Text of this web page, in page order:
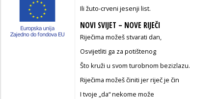
Ili žuto-crveni jesenji list.
NOVI SVIJET – NOVE RIJEČI
Riječima možeš stvarati dan,
Osvijetliti ga za potištenog
Što kruži u svom turobnom bezizlazu.
Riječima možeš činiti jer riječ je čin
I tvoje „da“ nekome može